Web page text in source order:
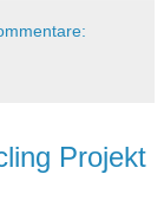
Projekt